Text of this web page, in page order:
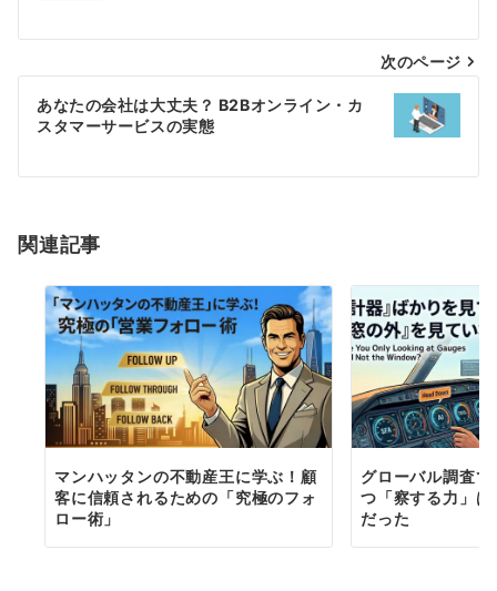
ビ
ゲ
ー
ョ
次のページ
あなたの会社は大丈夫？ B2Bオンライン・カ
スタマーサービスの実態
関連記事
マンハッタンの不動産王に学ぶ！顧
客に信頼されるための「究極のフォ
ロー術」
グローバル調査
つ「察する力」
だった